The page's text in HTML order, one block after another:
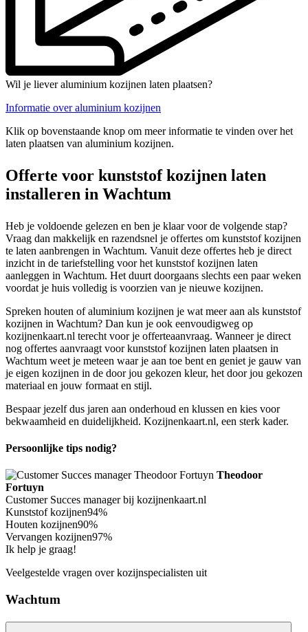
Wil je liever aluminium kozijnen laten plaatsen?
Informatie over aluminium kozijnen
Klik op bovenstaande knop om meer informatie te vinden over het
laten plaatsen van aluminium kozijnen.
Offerte voor kunststof kozijnen laten
installeren in Wachtum
Heb je voldoende gelezen en ben je klaar voor de volgende stap?
Vraag dan makkelijk en razendsnel je offertes om kunststof kozijnen
te laten aanbrengen in Wachtum. Vanuit deze offertes heb je direct
inzicht in de tariefstelling voor het kunststof kozijnen laten
aanleggen in Wachtum. Het duurt doorgaans slechts een paar weken
voordat je huis volledig is voorzien van je nieuwe kozijnen.
Spreken houten of aluminium kozijnen je wat meer aan als kunststof
kozijnen in Wachtum? Dan kun je ook eenvoudigweg op
kozijnenkaart.nl terecht voor je offerteaanvraag. Wanneer je direct
nog offertes aanvraagt voor kunststof kozijnen laten plaatsen in
Wachtum weet je meteen waar je aan toe bent en geniet je gauw van
je eigen kozijnen in de door jou gekozen kleur, het door jou gekozen
materiaal en jouw formaat en stijl.
Bespaar jezelf dus jaren aan onderhoud en klussen en kies voor
bekwaamheid en duidelijkheid. Kozijnenkaart.nl, een sterk kader.
Persoonlijke tips nodig?
Theodoor
Fortuyn
Customer Succes manager bij kozijnenkaart.nl
Kunststof kozijnen94%
Houten kozijnen90%
Vervangen kozijnen97%
Ik help je graag!
Veelgestelde vragen over kozijnspecialisten uit
Wachtum